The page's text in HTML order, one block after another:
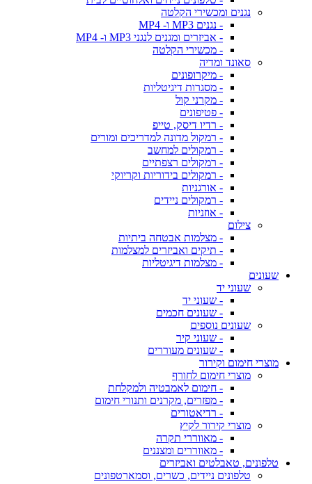
נגנים ומכשירי הקלטה
- נגנים MP3 ו- MP4
- אביזרים ומגנים לנגני MP3 ו- MP4
- מכשירי הקלטה
סאונד ומדיה
- מיקרופונים
- מסגרות דיגיטליות
- מקרני קול
- פטיפונים
- רדיו דיסק, טייפ
- רמקול מדונה למדריכים ומורים
- רמקולים למחשב
- רמקולים רצפתיים
- רמקולים בידוריות וקריוקי
- אורגניות
- רמקולים ניידים
- אוזניות
צילום
- מצלמות אבטחה ביתיות
- תיקים ואביזרים למצלמות
- מצלמות דיגיטליות
שעונים
שעוני יד
- שעוני יד
- שעונים חכמים
שעונים נוספים
- שעוני קיר
- שעונים מעוררים
מוצרי חימום וקירור
מוצרי חימום לחורף
- חימום לאמבטיה ולמקלחת
- מפזרים, מקרנים ותנורי חימום
- רדיאטורים
מוצרי קירור לקיץ
- מאווררי תקרה
- מאווררים ומצננים
טלפונים, טאבלטים ואביזרים
טלפונים ניידים, כשרים, וסמארטפונים